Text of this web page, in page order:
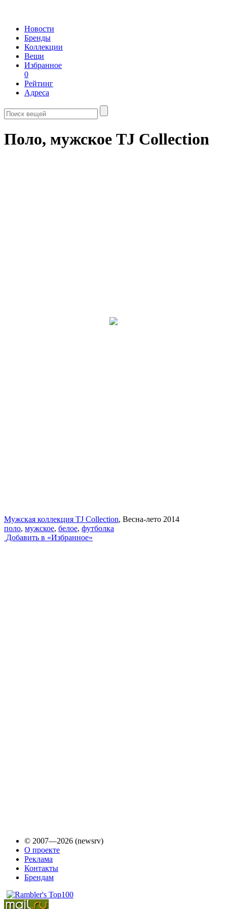
Новости
Бренды
Коллекции
Вещи
Избранное
0
Рейтинг
Адреса
Поло, мужское TJ Collection
Мужская коллекция TJ Collection, Весна-лето 2014
поло, мужское, белое, футболка
Добавить в «Избранное»
© 2007—2026 (newsrv)
О проекте
Реклама
Контакты
Брендам